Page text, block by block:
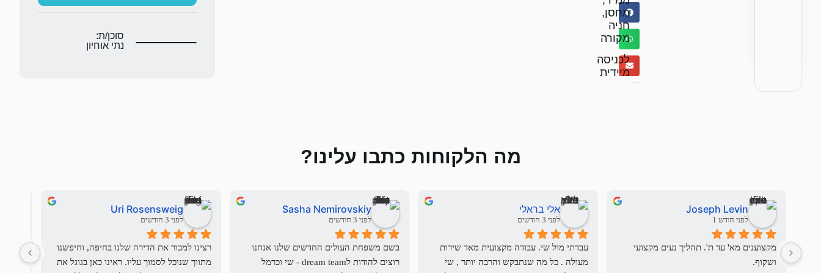
מחסן,
חניה
מקורה
לכניסה
מיידית
סוכן/ת:
נתי אוחיון
מה הלקוחות כתבו עלינו?
Joseph Levin
לפני חודש 1
ושקוף.
אלי בראלי
לפני 3 חודשים
Sasha Nemirovskiy
לפני 3 חודשים
Uri Rosensweig
לפני 3 חודשים
יש